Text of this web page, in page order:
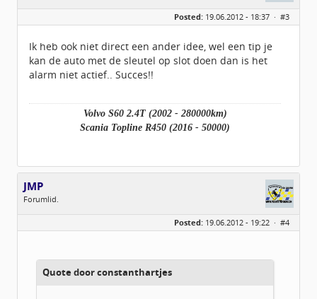
Geslacht:
Leeftijd:
38
Berichten:
720
Geregistreerd:10 / 2011
Posted: 19.06.2012 - 18:37 · #3
Ik heb ook niet direct een ander idee, wel een tip je
kan de auto met de sleutel op slot doen dan is het
alarm niet actief.. Succes!!
Volvo S60 2.4T (2002 - 280000km)
Scania Topline R450 (2016 - 50000)
JMP
Forumlid.
Leeftijd:
60
Posted: 19.06.2012 - 19:22 · #4
Quote door constanthartjes